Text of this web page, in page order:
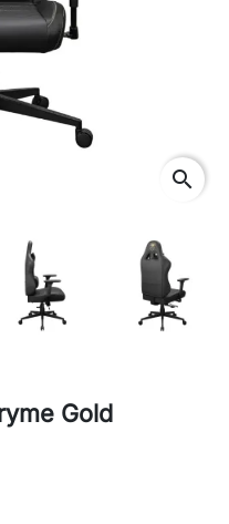
search
Gold